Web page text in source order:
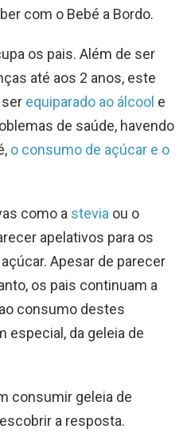
com o Bebé a Bordo.
os pais. Além de ser
até aos 2 anos, este
equiparado ao álcool e
de saúde, havendo
o consumo de açúcar e o
como a stevia ou o
apelativos para os
Apesar de parecer
os pais continuam a
consumo destes
especial, da geleia de
consumir geleia de
a resposta.